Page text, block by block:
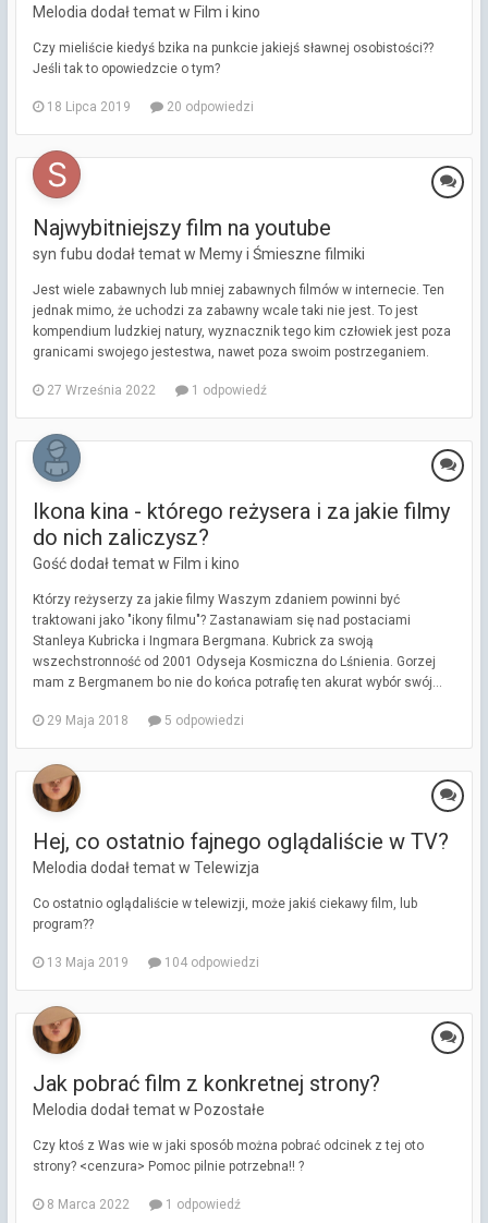
Melodia dodał temat w Film i kino
Czy mieliście kiedyś bzika na punkcie jakiejś sławnej osobistości??
Jeśli tak to opowiedzcie o tym?
18 Lipca 2019 20 odpowiedzi
Najwybitniejszy film na youtube
syn fubu dodał temat w Memy i Śmieszne filmiki
Jest wiele zabawnych lub mniej zabawnych filmów w internecie. Ten
jednak mimo, że uchodzi za zabawny wcale taki nie jest. To jest
kompendium ludzkiej natury, wyznacznik tego kim człowiek jest poza
granicami swojego jestestwa, nawet poza swoim postrzeganiem.
27 Września 2022 1 odpowiedź
Ikona kina - którego reżysera i za jakie filmy
do nich zaliczysz?
Gość dodał temat w Film i kino
Którzy reżyserzy za jakie filmy Waszym zdaniem powinni być
traktowani jako "ikony filmu"? Zastanawiam się nad postaciami
Stanleya Kubricka i Ingmara Bergmana. Kubrick za swoją
wszechstronność od 2001 Odyseja Kosmiczna do Lśnienia. Gorzej
mam z Bergmanem bo nie do końca potrafię ten akurat wybór swój...
29 Maja 2018 5 odpowiedzi
Hej, co ostatnio fajnego oglądaliście w TV?
Melodia dodał temat w Telewizja
Co ostatnio oglądaliście w telewizji, może jakiś ciekawy film, lub
program??
13 Maja 2019 104 odpowiedzi
Jak pobrać film z konkretnej strony?
Melodia dodał temat w Pozostałe
Czy ktoś z Was wie w jaki sposób można pobrać odcinek z tej oto
strony? <cenzura> Pomoc pilnie potrzebna!! ?
8 Marca 2022 1 odpowiedź